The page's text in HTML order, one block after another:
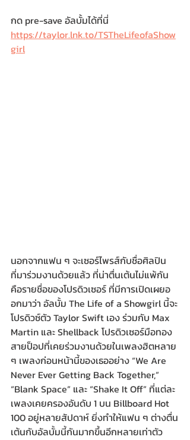
กด pre-save อัลบั้มได้ที่นี่
https://taylor.lnk.to/TSTheLifeofaShow
girl
นอกจากแฟน ๆ จะเซอร์ไพรส์กับชื่อศิลปิน
ที่มาร่วมงานด้วยแล้ว ที่น่าตื่นเต้นไม่แพ้กัน
คือรายชื่อของโปรดิวเซอร์ ที่มีการเปิดเผยอ
อกมาว่า อัลบั้ม The Life of a Showgirl นี้จะ
โปรดิวซ์ตัว Taylor Swift เอง ร่วมกับ Max
Martin และ Shellback โปรดิวเซอร์มือทอง
สายป็อปที่เคยร่วมงานด้วยในเพลงฮิตหลาย
ๆ เพลงก่อนหน้านี้ของเธออย่าง “We Are
Never Ever Getting Back Together,”
“Blank Space” และ “Shake It Off” ที่แต่ละ
เพลงเคยครองอันดับ 1 บน Billboard Hot
100 อยู่หลายสัปดาห์ ยิ่งทำให้แฟน ๆ ต่างตื่น
เต้นกับอัลบั้มนี้กันมากขึ้นอีกหลายเท่าตัว